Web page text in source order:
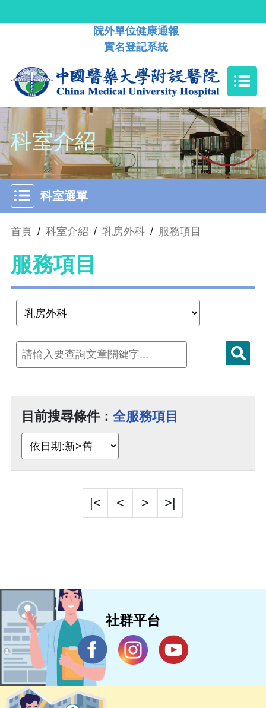
院外單位健康通報
實名登記系統
科室介紹
科室選單
首頁 / 科室介紹 / 乳房外科 / 服務項目
服務項目
目前搜尋條件： 全服務項目
|< < > >|
社群平台